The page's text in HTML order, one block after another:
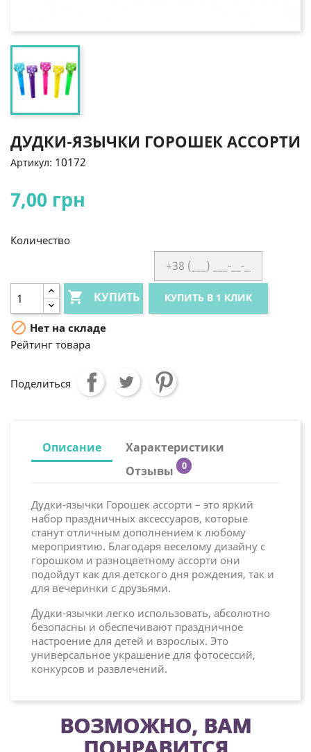
ДУДКИ-ЯЗЫЧКИ ГОРОШЕК АССОРТИ
Артикул: 10172
7,00 грн
Количество
 КУПИТЬ КУПИТЬ В 1 КЛИК
 Нет на складе
Рейтинг товара
Поделиться
Описание
Характеристики
Отзывы
0
Дудки-язычки Горошек ассорти – это яркий
набор праздничных аксессуаров, которые
станут отличным дополнением к любому
мероприятию. Благодаря веселому дизайну с
горошком и разноцветному ассорти они
подойдут как для детского дня рождения, так и
для вечеринки с друзьями.
Дудки-язычки легко использовать, абсолютно
безопасны и обеспечивают праздничное
настроение для детей и взрослых. Это
универсальное украшение для фотосессий,
конкурсов и развлечений.
ВОЗМОЖНО, ВАМ